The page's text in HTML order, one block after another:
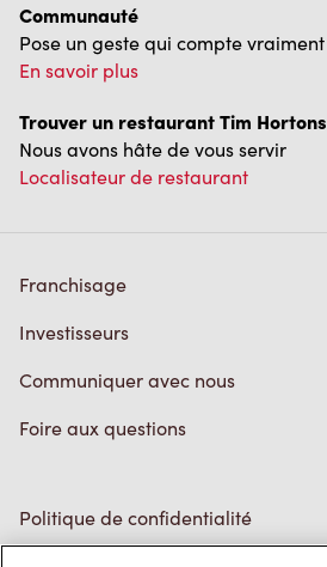
Communauté
Pose un geste qui compte vraiment
En savoir plus
Trouver un restaurant Tim Hortons
Nous avons hâte de vous servir
Localisateur de restaurant
Franchisage
Investisseurs
Communiquer avec nous
Foire aux questions
Politique de confidentialité